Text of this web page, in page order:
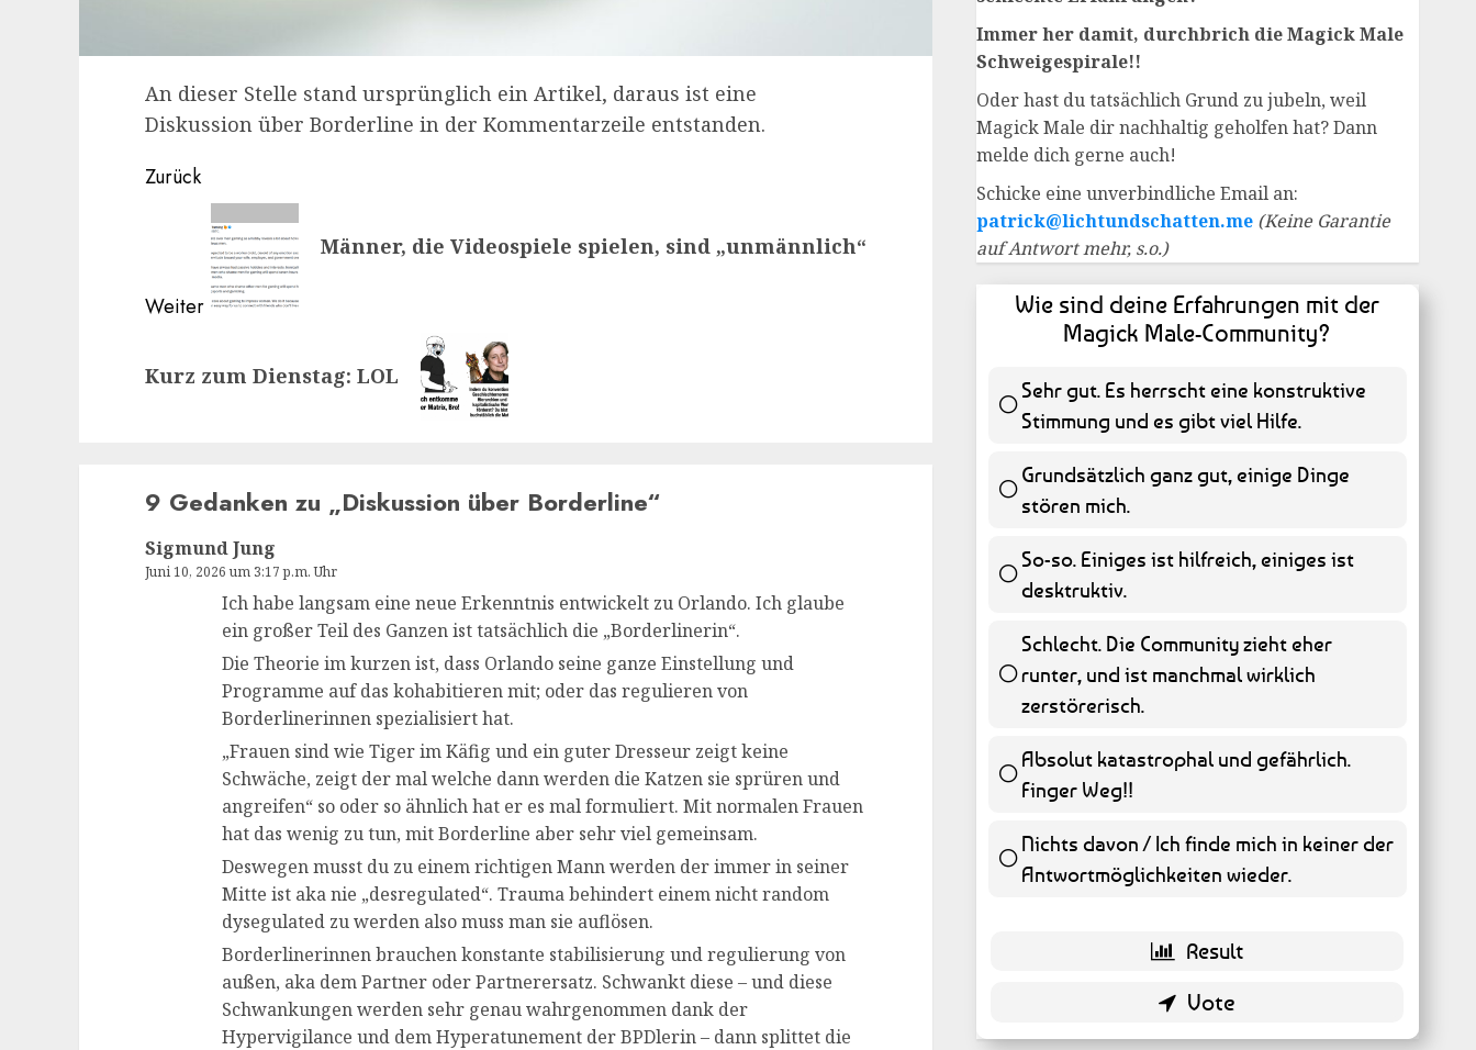
An dieser Stelle stand ursprünglich ein Artikel, daraus ist eine
Diskussion über Borderline in der Kommentarzeile entstanden.
Beitragsnavigation
Zurück
Vorheriger
Beitrag:
Männer, die Videospiele spielen, sind „unmännlich“
Weiter
Beitrag:
Kurz zum Dienstag: LOL
9 Gedanken zu „Diskussion über Borderline“
Sigmund Jung
Juni 10, 2026 um 3:17 p.m. Uhr
Ich habe langsam eine neue Erkenntnis entwickelt zu Orlando. Ich glaube
ein großer Teil des Ganzen ist tatsächlich die „Borderlinerin“.
Die Theorie im kurzen ist, dass Orlando seine ganze Einstellung und
Programme auf das kohabitieren mit; oder das regulieren von
Borderlinerinnen spezialisiert hat.
„Frauen sind wie Tiger im Käfig und ein guter Dresseur zeigt keine
Schwäche, zeigt der mal welche dann werden die Katzen sie sprüren und
angreifen“ so oder so ähnlich hat er es mal formuliert. Mit normalen Frauen
hat das wenig zu tun, mit Borderline aber sehr viel gemeinsam.
Deswegen musst du zu einem richtigen Mann werden der immer in seiner
Mitte ist aka nie „desregulated“. Trauma behindert einem nicht random
dysegulated zu werden also muss man sie auflösen.
Borderlinerinnen brauchen konstante stabilisierung und regulierung von
außen, aka dem Partner oder Partnerersatz. Schwankt diese – und diese
Schwankungen werden sehr genau wahrgenommen dank der
Hypervigilance und dem Hyperatunement der BPDlerin – dann splittet die
Immer her damit, durchbrich die Magick Male
Schweigespirale!!
Oder hast du tatsächlich Grund zu jubeln, weil
Magick Male dir nachhaltig geholfen hat? Dann
melde dich gerne auch!
Schicke eine unverbindliche Email an:
patrick@lichtundschatten.me (Keine Garantie
auf Antwort mehr, s.o.)
Wie sind deine Erfahrungen mit der
Magick Male-Community?
Sehr gut. Es herrscht eine konstruktive
Stimmung und es gibt viel Hilfe.55 ( 11.13 % )
Grundsätzlich ganz gut, einige Dinge
stören mich.
So-so. Einiges ist hilfreich, einiges ist
desktruktiv.
Schlecht. Die Community zieht eher
runter, und ist manchmal wirklich
zerstörerisch.
Absolut katastrophal und gefährlich.
Finger Weg!!
Nichts davon / Ich finde mich in keiner der
Antwortmöglichkeiten wieder.